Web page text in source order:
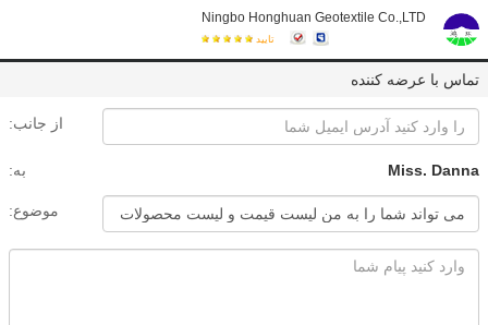
Ningbo Honghuan Geotextile Co.,LTD
تایید
تماس با عرضه کننده
از جانب:
به: Miss. Danna
موضوع: